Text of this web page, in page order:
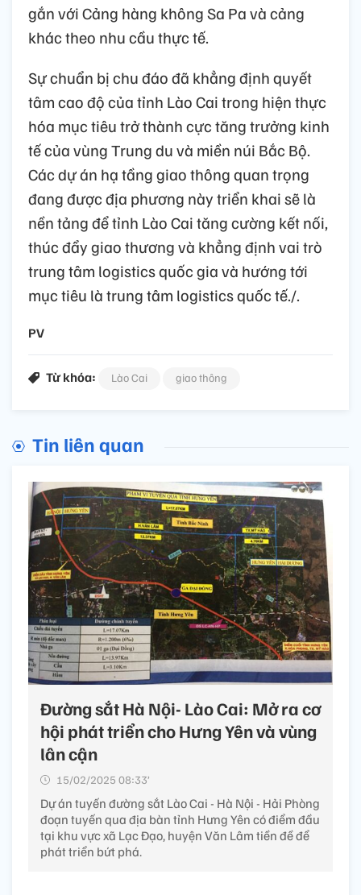
gắn với Cảng hàng không Sa Pa và cảng
khác theo nhu cầu thực tế.
Sự chuẩn bị chu đáo đã khẳng định quyết
tâm cao độ của tỉnh Lào Cai trong hiện thực
hóa mục tiêu trở thành cực tăng trưởng kinh
tế của vùng Trung du và miền núi Bắc Bộ.
Các dự án hạ tầng giao thông quan trọng
đang được địa phương này triển khai sẽ là
nền tảng để tỉnh Lào Cai tăng cường kết nối,
thúc đẩy giao thương và khẳng định vai trò
trung tâm logistics quốc gia và hướng tới
mục tiêu là trung tâm logistics quốc tế./.
PV
Từ khóa: Lào Cai giao thông
Tin liên quan
Đường sắt Hà Nội- Lào Cai: Mở ra cơ
hội phát triển cho Hưng Yên và vùng
lân cận
15/02/2025 08:33’
Dự án tuyến đường sắt Lào Cai - Hà Nội - Hải Phòng
đoạn tuyến qua địa bàn tỉnh Hưng Yên có điểm đầu
tại khu vực xã Lạc Đạo, huyện Văn Lâm tiền đề để
phát triển bứt phá.